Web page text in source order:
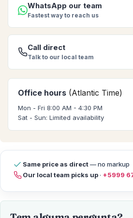
WhatsApp our team
Fastest way to reach us
Call direct
Talk to our local team
Office hours (Atlantic Time)
Mon - Fri 8:00 AM - 4:30 PM
Sat - Sun: Limited availability
Same price as direct— no markup
Our local team picks up· +5999